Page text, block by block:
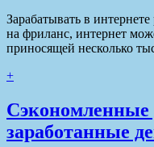
Зарабатывать в
на фриланс, интернет
приносящей несколько
+
заработанные